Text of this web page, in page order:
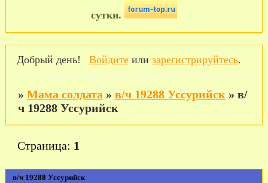
сутки.
Добрый день! Войдитеили зарегистрируйтесь.
» Мама солдата » в/ч 19288 Уссурийск » в/
ч 19288 Уссурийск
в/ч 19288 Уссурийск
Страница: 1